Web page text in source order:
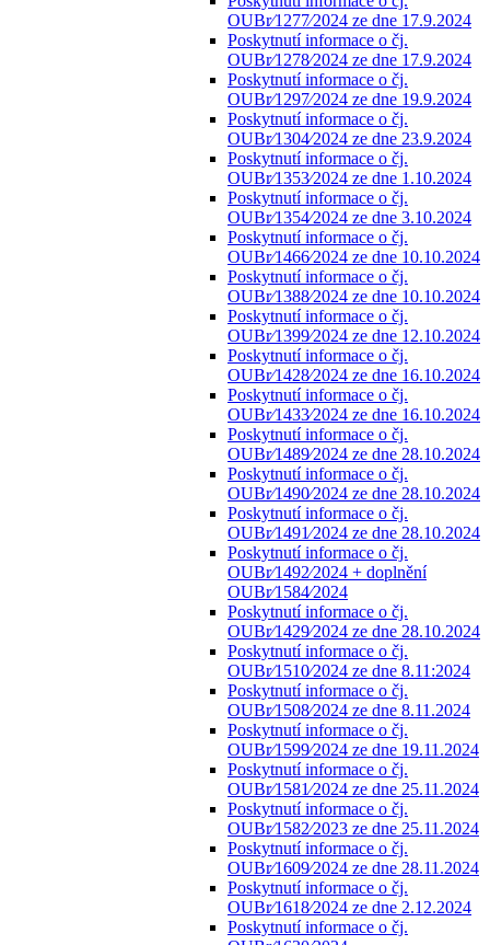
OUBr⁄1277⁄2024 ze dne 17.9.2024
Poskytnutí informace o čj.
OUBr⁄1278⁄2024 ze dne 17.9.2024
Poskytnutí informace o čj.
OUBr⁄1297⁄2024 ze dne 19.9.2024
Poskytnutí informace o čj.
OUBr⁄1304⁄2024 ze dne 23.9.2024
Poskytnutí informace o čj.
OUBr⁄1353⁄2024 ze dne 1.10.2024
Poskytnutí informace o čj.
OUBr⁄1354⁄2024 ze dne 3.10.2024
Poskytnutí informace o čj.
OUBr⁄1466⁄2024 ze dne 10.10.2024
Poskytnutí informace o čj.
OUBr⁄1388⁄2024 ze dne 10.10.2024
Poskytnutí informace o čj.
OUBr⁄1399⁄2024 ze dne 12.10.2024
Poskytnutí informace o čj.
OUBr⁄1428⁄2024 ze dne 16.10.2024
Poskytnutí informace o čj.
OUBr⁄1433⁄2024 ze dne 16.10.2024
Poskytnutí informace o čj.
OUBr⁄1489⁄2024 ze dne 28.10.2024
Poskytnutí informace o čj.
OUBr⁄1490⁄2024 ze dne 28.10.2024
Poskytnutí informace o čj.
OUBr⁄1491⁄2024 ze dne 28.10.2024
Poskytnutí informace o čj.
OUBr⁄1492⁄2024 + doplnění
OUBr⁄1584⁄2024
Poskytnutí informace o čj.
OUBr⁄1429⁄2024 ze dne 28.10.2024
Poskytnutí informace o čj.
OUBr⁄1510⁄2024 ze dne 8.11:2024
Poskytnutí informace o čj.
OUBr⁄1508⁄2024 ze dne 8.11.2024
Poskytnutí informace o čj.
OUBr⁄1599⁄2024 ze dne 19.11.2024
Poskytnutí informace o čj.
OUBr⁄1581⁄2024 ze dne 25.11.2024
Poskytnutí informace o čj.
OUBr⁄1582⁄2023 ze dne 25.11.2024
Poskytnutí informace o čj.
OUBr⁄1609⁄2024 ze dne 28.11.2024
Poskytnutí informace o čj.
OUBr⁄1618⁄2024 ze dne 2.12.2024
Poskytnutí informace o čj.